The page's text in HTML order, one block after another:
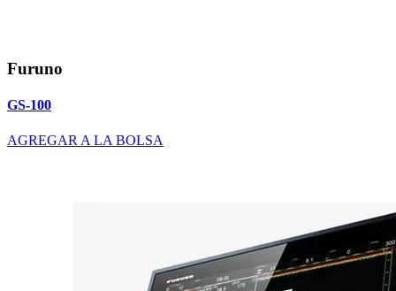
Furuno
GS-100
AGREGAR A LA BOLSA